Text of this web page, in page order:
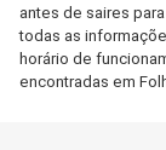
antes de saires
todas as
horário de
encontradas em